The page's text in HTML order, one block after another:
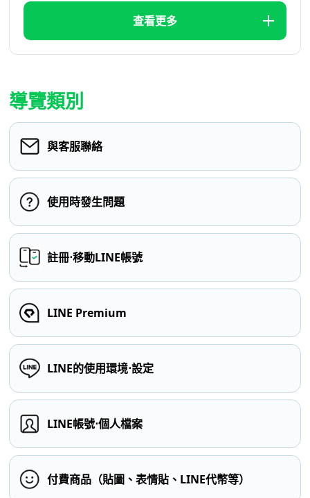
查看更多
導覽類別
與客服聯絡
使用時發生問題
註冊⋅移動LINE帳號
LINE Premium
LINE的使用環境⋅設定
LINE帳號⋅個人檔案
付費商品（貼圖、表情貼、LINE代幣等）